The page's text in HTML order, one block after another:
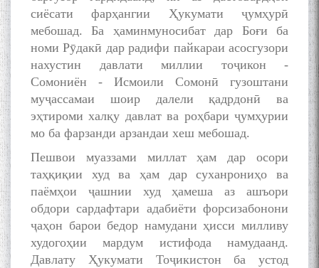
сиёсати фарҳангии Ҳукумати ҷумҳурӣ
мебошад. Ба ҳаминмуносибат дар Боғи ба
номи Рӯдакӣ дар радифи пайкараи асосгузори
нахустин давлати миллии тоҷикон -
Сомониён - Исмоили Сомонӣ гузоштани
муҷассамаи шоир далели қадрдонӣ ва
эҳтироми халқу давлат ва роҳбари ҷумҳурии
мо ба фарзанди арзандаи хеш мебошад.
Пешвои муаззами миллат ҳам дар осори
таҳқиқии худ ва ҳам дар суханрониҳо ва
паёмҳои ҷашнии худ ҳамеша аз ашъори
обдори сардафтари адабиёти форсизабонони
ҷаҳон барои бедор намудани ҳисси милливу
худогоҳии мардум истифода намудаанд.
Давлату Ҳукумати Тоҷикистон ба устод